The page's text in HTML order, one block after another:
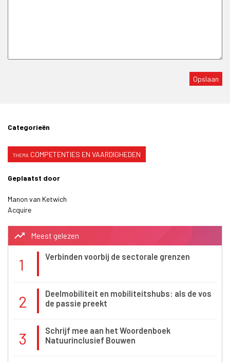
Categorieën
COMPETENTIES EN VAARDIGHEDEN
Geplaatst door
Manon van Ketwich
Acquire
trending_up Meest gelezen
1 Verbinden voorbij de sectorale grenzen
2
Deelmobiliteit en mobiliteitshubs: als de vos
de passie preekt
3
Schrijf mee aan het Woordenboek
Natuurinclusief Bouwen